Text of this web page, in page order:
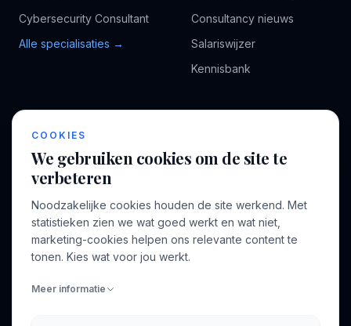
Cybersecurity Consultant
Alle specialisaties →
Consultancy nieuws
Salariswijzer
Kennisbank
BEDRIJF
Bedrijven
Blog
Contact
VOOR CONSULTANTS
Inloggen
INFORMATIE
COOKIES
We gebruiken cookies om de site te
verbeteren
Noodzakelijke cookies houden de site werkend. Met
statistieken zien we wat goed werkt en wat niet,
marketing-cookies helpen ons relevante content te
tonen. Kies wat voor jou werkt.
Meer informatie